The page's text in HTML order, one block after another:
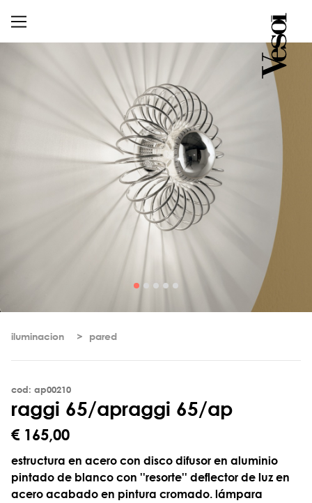
iluminacion pared
cod: ap00210
raggi 65/apraggi 65/ap
€ 165,00
estructura en acero con disco difusor en aluminio
pintado de blanco con ''resorte'' deflector de luz en
acero acabado en pintura cromado. lámpara